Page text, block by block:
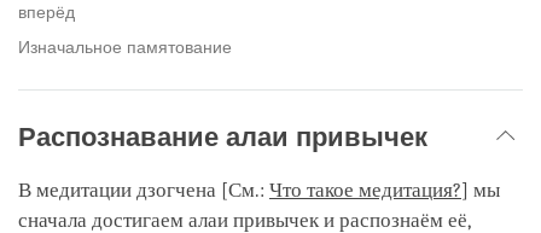
вперёд
Изначальное памятование
Распознавание алаи привычек
В медитации дзогчена [См.: Что такое медитация?] мы
сначала достигаем алаи привычек и распознаём её,